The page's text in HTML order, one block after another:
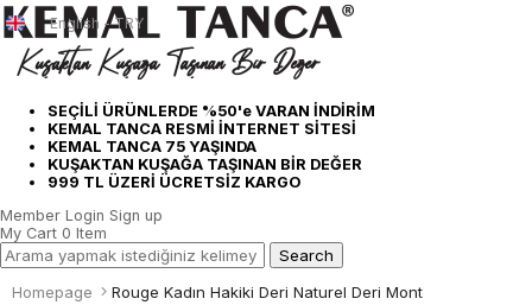
SEÇİLİ ÜRÜNLERDE %50'e VARAN İNDİRİM
KEMAL TANCA RESMİ İNTERNET SİTESİ
KEMAL TANCA 75 YAŞINDA
KUŞAKTAN KUŞAĞA TAŞINAN BİR DEĞER
999 TL ÜZERİ ÜCRETSİZ KARGO
English - TRY
Member Login Sign up
My Cart 0 Item
Homepage Rouge Kadın Hakiki Deri Naturel Deri Mont